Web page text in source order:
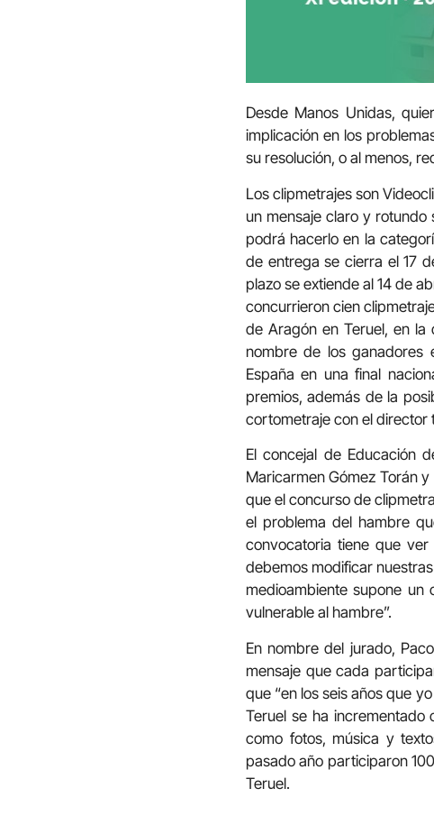
Desde Manos Unidas,
implicación en los
su resolución, o al menos,
Los clipmetrajes son
un mensaje claro y
podrá hacerlo en la
de entrega se cierra el 17
plazo se extiende al 14 de
concurrieron cien
de Aragón en Teruel, en
nombre de los ganadores
España en una final
premios, además de la
cortometraje con el director
El concejal de Educación
Maricarmen Gómez Torán
que el concurso de
el problema del hambre
convocatoria tiene que
debemos modificar
medioambiente supone
vulnerable al hambre”.
En nombre del jurado,
mensaje que cada
que “en los seis años que
Teruel se ha incrementado
como fotos, música y
pasado año participaron
Teruel.